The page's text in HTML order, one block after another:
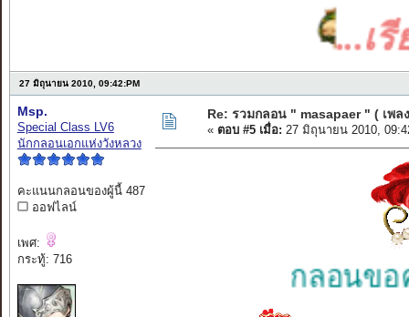
...เรียง
27 มิถุนายน 2010, 09:42:PM
Msp.
Special Class LV6
นักกลอนเอกแห่งวังหลวง
คะแนนกลอนของผู้นี้ 487
ออฟไลน์
เพศ:
กระทู้: 716
Re: รวมกลอน " masapaer " ( เพ
« ตอบ #5 เมื่อ: 27 มิถุนายน 2010,
กลอนขอความ